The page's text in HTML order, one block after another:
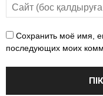
Сохранить моё имя,
последующих моих